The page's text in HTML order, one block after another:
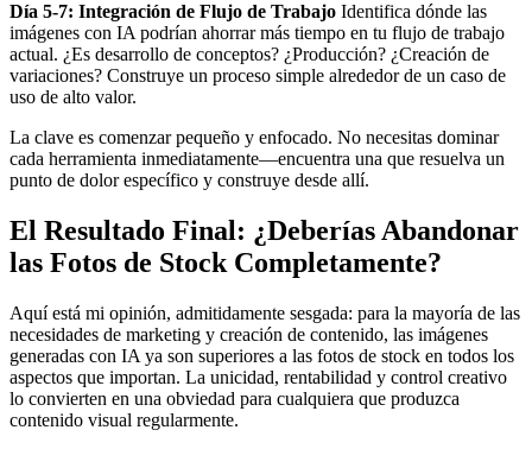
Día 5-7: Integración de Flujo de Trabajo Identifica dónde las
imágenes con IA podrían ahorrar más tiempo en tu flujo de trabajo
actual. ¿Es desarrollo de conceptos? ¿Producción? ¿Creación de
variaciones? Construye un proceso simple alrededor de un caso de
uso de alto valor.
La clave es comenzar pequeño y enfocado. No necesitas dominar
cada herramienta inmediatamente—encuentra una que resuelva un
punto de dolor específico y construye desde allí.
El Resultado Final: ¿Deberías Abandonar
las Fotos de Stock Completamente?
Aquí está mi opinión, admitidamente sesgada: para la mayoría de las
necesidades de marketing y creación de contenido, las imágenes
generadas con IA ya son superiores a las fotos de stock en todos los
aspectos que importan. La unicidad, rentabilidad y control creativo
lo convierten en una obviedad para cualquiera que produzca
contenido visual regularmente.